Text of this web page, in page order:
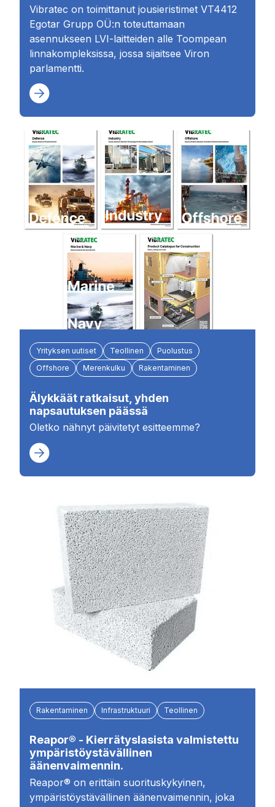
Vibratec on toimittanut jousieristimet VT4412
Egotar Grupp OÜ:n toteuttamaan
asennukseen LVI-laitteiden alle Toompean
linnakompleksissa, jossa sijaitsee Viron
parlamentti.
Yrityksen uutiset Teollinen
Puolustus
Offshore
Merenkulku Rakentaminen
Älykkäät ratkaisut, yhden
napsautuksen päässä
Oletko nähnyt päivitetyt esitteemme?
Rakentaminen Infrastruktuuri Teollinen
Reapor® - Kierrätyslasista valmistettu
ympäristöystävällinen
äänenvaimennin.
Reapor® on erittäin suorituskykyinen,
ympäristöystävällinen äänenvaimennin, joka